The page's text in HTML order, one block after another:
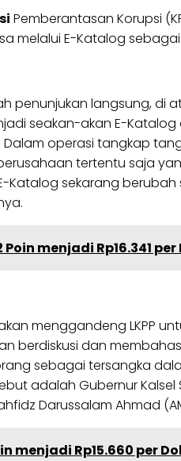
Pemberantasan Korupsi
melalui E-Katalog
penunjukan langsung, di
seakan-akan E-
operasi tangkap
tertentu saja
Katalog sekarang
menjadi Rp16.341 per
menggandeng LKPP
berdiskusi dan
sebagai tersangka
adalah Gubernur Kalsel
Darussalam Ahmad
menjadi Rp15.660 per